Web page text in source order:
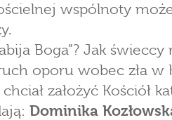
wspólnoty
Boga”? Jak świeccy
oporu wobec zła w
założyć Kościół
Dominika